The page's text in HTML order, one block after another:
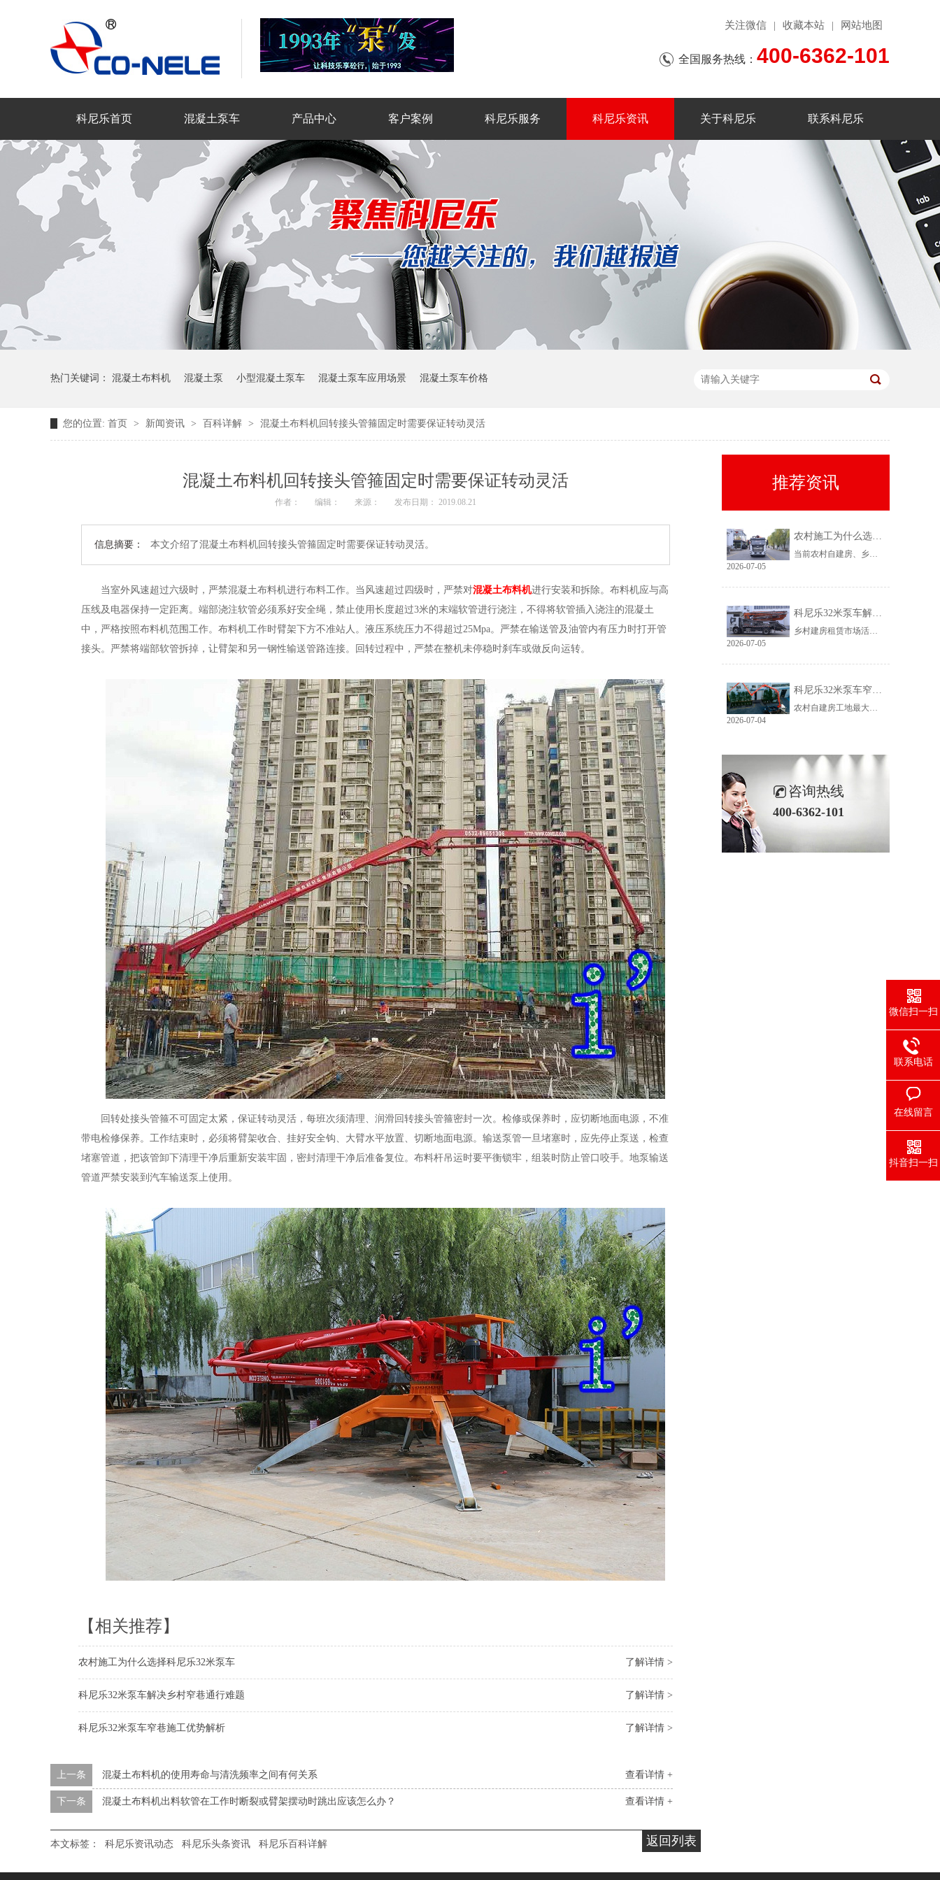
关注微信 收藏本站 网站地图
全国服务热线： 400-6362-101
科尼乐首页 混凝土泵车 产品中心 客户案例 科尼乐服务 科尼乐资讯 关于科尼乐 联系科尼乐
热门关键词： 混凝土布料机 混凝土泵 小型混凝土泵车 混凝土泵车应用场景 混凝土泵车价格
您的位置: 首页 > 新闻资讯 > 百科详解 > 混凝土布料机回转接头管箍固定时需要保证转动灵活
混凝土布料机回转接头管箍固定时需要保证转动灵活
作者： 编辑： 来源： 发布日期： 2019.08.21
信息摘要： 本文介绍了混凝土布料机回转接头管箍固定时需要保证转动灵活。
当室外风速超过六级时，严禁混凝土布料机进行布料工作。当风速超过四级时，严禁对混凝土布料机进行安装和拆除。布料机应与高
压线及电器保持一定距离。端部浇注软管必须系好安全绳，禁止使用长度超过3米的末端软管进行浇注，不得将软管插入浇注的混凝土
中，严格按照布料机范围工作。布料机工作时臂架下方不准站人。液压系统压力不得超过25Mpa。严禁在输送管及油管内有压力时打开管
接头。严禁将端部软管拆掉 ， 让臂架和另一钢性输送管路连接。回转过程中，严禁在整机未停稳时刹车或做反向运转。
回转处接头管箍不可固定太紧，保证转动灵活，每班次须清理、润滑回转接头管箍密封一次。检修或保养时，应切断地面电源，不准
带电检修保养。工作结束时，必须将臂架收合、挂好安全钩、大臂水平放置、切断地面电源。输送泵管一旦堵塞时，应先停止泵送，检查
堵塞管道，把该管卸下清理干净后重新安装牢固，密封清理干净后准备复位。布料杆吊运时要平衡锁牢，组装时防止管口咬手。地泵输送
管道严禁安装到汽车输送泵上使用。
【相关推荐】
了解详情 >
农村施工为什么选择科尼乐32米泵车
了解详情 >
科尼乐32米泵车解决乡村窄巷通行难题
了解详情 >
科尼乐32米泵车窄巷施工优势解析
查看详情 +
上一条 混凝土布料机的使用寿命与清洗频率之间有何关系
查看详情 +
下一条 混凝土布料机出料软管在工作时断裂或臂架摆动时跳出应该怎么办？
返回列表
本文标签： 科尼乐资讯动态 科尼乐头条资讯 科尼乐百科详解
推荐资讯
农村施工为什么选择科尼乐32米泵车
当前农村自建房、乡镇小型基建需求持续上涨，乡镇泵车租赁需求稳定、回款快，是很多租赁老板的核心盈利市场。但农村工况复杂、场地受限、料况不稳定，传统大机型进场难、闲置高，杂牌小机型配置缩水、故障多、运维贵。综合工况适配性、稳定性、性价比来看，科尼乐32米泵车凭借均衡的参数配置和乡镇专属性能，成为农村施工的黄金主力机型。
2026-07-05
科尼乐32米泵车解决乡村窄巷通行难题
乡村建房租赁市场活源充足，但普遍存在路况差、场地窄、就位难等问题。传统大臂架泵车车身宽、轴距长、支腿占用空间大，受限于乡村路况，大量乡镇工地无法进场施工，导致很多租赁老板明明有活却接不到，严重限制接单范围与全年收益。科尼乐32米泵车从结构层面专项优化，彻底破解乡村窄巷通行、就位、施工三大痛点。
2026-07-05
科尼乐32米泵车窄巷施工优势解析
农村自建房工地最大的特点就是空间受限，巷道窄、院落小、障碍物多。市面上多数常规泵车车身尺寸大、支腿跨度宽，往往出现能进村、进不了院、进院不能施工的尴尬情况，最后只能人工接管浇筑，施工慢、人工贵、甲方满意度低。想要拿下乡镇窄场活源，设备的窄巷适配能力是关键，科尼乐32米泵车针对性优化狭小场地性能，完美适配农村复杂工况。
2026-07-04
咨询热线
400-6362-101
微信扫一扫
联系电话
在线留言
抖音扫一扫